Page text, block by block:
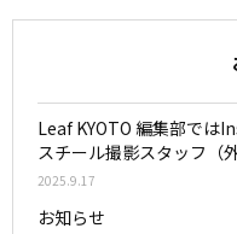
Leaf KYOTO 編集部では
スチール撮影スタッフ（
2025.9.17
お知らせ